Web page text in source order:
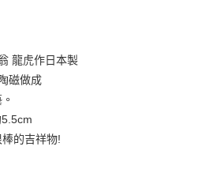
彰化商業銀行
遠東國際商業銀行
龍虎作日本製
磁做成
的吉祥物!